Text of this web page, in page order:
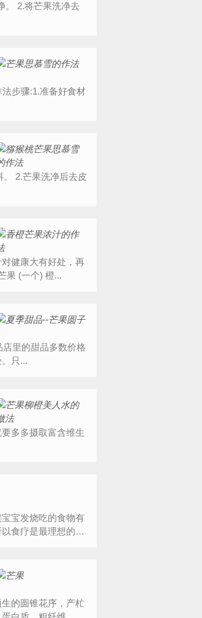
健康大有好处，再
果 (一个) 橙...
只...
多多摄取富含维生
宝发烧吃的食物有
食疗是最理想的
的圆锥花序，产杧